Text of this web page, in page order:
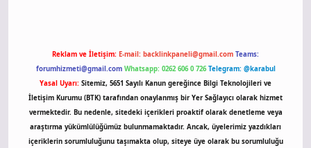
Reklam ve İletişim: E-mail: backlinkpaneli@gmail.com Teams:
forumhizmeti@gmail.com Whatsapp: 0262 606 0 726 Telegram: @karabul
Yasal Uyarı: Sitemiz, 5651 Sayılı Kanun gereğince Bilgi Teknolojileri ve
İletişim Kurumu (BTK) tarafından onaylanmış bir Yer Sağlayıcı olarak hizmet
vermektedir. Bu nedenle, sitedeki içerikleri proaktif olarak denetleme veya
araştırma yükümlülüğümüz bulunmamaktadır. Ancak, üyelerimiz yazdıkları
içeriklerin sorumluluğunu taşımakta olup, siteye üye olarak bu sorumluluğu